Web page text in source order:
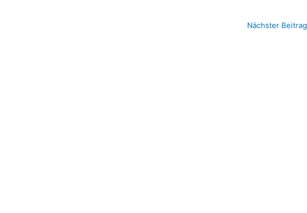
Nächster Beitrag